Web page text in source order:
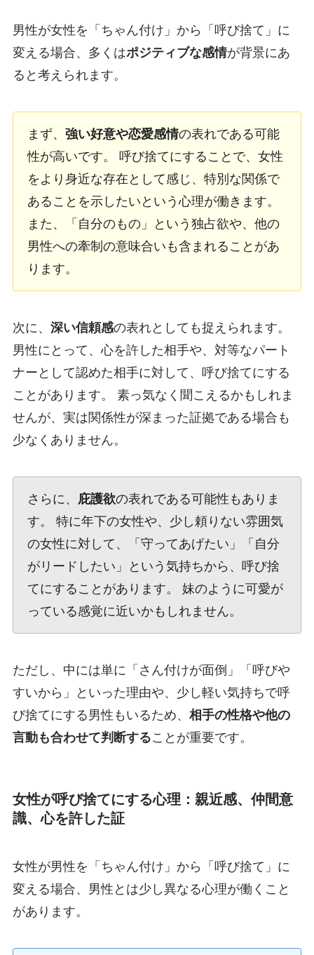
男性が女性を「ちゃん付け」から「呼び捨て」に
変える場合、多くはポジティブな感情が背景にあ
ると考えられます。
まず、 強い好意や恋愛感情の表れである可能
性が高いです。 呼び捨てにすることで、女性
をより身近な存在として感じ、特別な関係で
あることを示したいという心理が働きます。
また、「自分のもの」という独占欲や、他の
男性への牽制の意味合いも含まれることがあ
ります。
次に、 深い信頼感の表れとしても捉えられます。
男性にとって、心を許した相手や、対等なパート
ナーとして認めた相手に対して、呼び捨てにする
ことがあります。 素っ気なく聞こえるかもしれま
せんが、実は関係性が深まった証拠である場合も
少なくありません。
さらに、 庇護欲の表れである可能性もありま
す。 特に年下の女性や、少し頼りない雰囲気
の女性に対して、「守ってあげたい」「自分
がリードしたい」という気持ちから、呼び捨
てにすることがあります。 妹のように可愛が
っている感覚に近いかもしれません。
ただし、中には単に「さん付けが面倒」「呼びや
すいから」といった理由や、少し軽い気持ちで呼
び捨てにする男性もいるため、 相手の性格や他の
言動も合わせて判断することが重要です。
女性が呼び捨てにする心理：親近感、仲間意
識、心を許した証
女性が男性を「ちゃん付け」から「呼び捨て」に
変える場合、男性とは少し異なる心理が働くこと
があります。